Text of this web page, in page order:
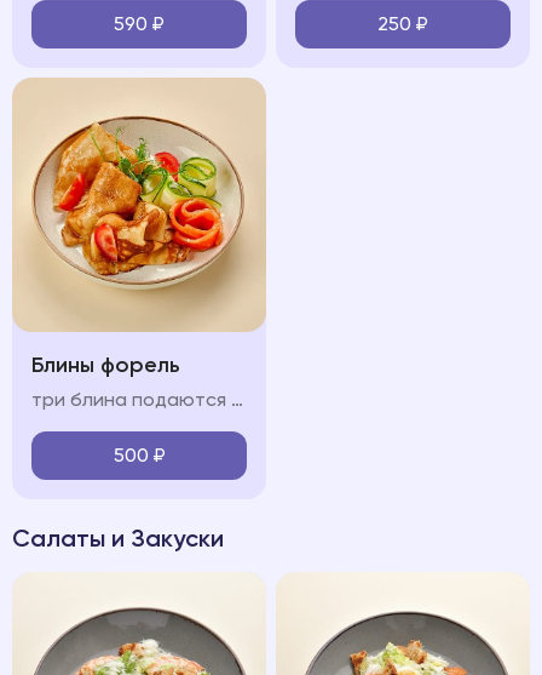
590 ₽ 250 ₽
Блины форель
три блина подаются с форелью, огурцом и крем-фрешем
500 ₽
Салаты и Закуски